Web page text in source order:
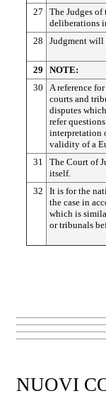
27
The Judges
deliberations
28
Judgment will
29
NOTE:
30
A reference
courts and
disputes
refer
interpretation
validity of a
31
The Court of
itself.
32
It is for the
the case in
which is
or tribunals
NUOVI